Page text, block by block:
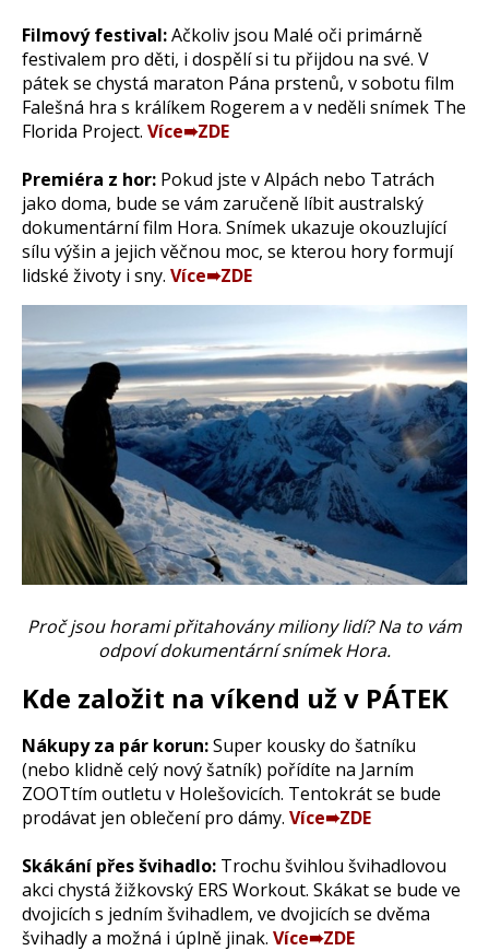
Filmový festival:Ačkoliv jsou Malé oči primárně
festivalem pro děti, i dospělí si tu přijdou na své. V
pátek se chystá maraton Pána prstenů, v sobotu film
Falešná hra s králíkem Rogerem a v neděli snímek The
Florida Project. Více➠ZDE
Premiéra z hor: Pokud jste v Alpách nebo Tatrách
jako doma, bude se vám zaručeně líbit australský
dokumentární film Hora. Snímek ukazuje okouzlující
sílu výšin a jejich věčnou moc, se kterou hory formují
lidské životy i sny. Více➠ZDE
Proč jsou horami přitahovány miliony lidí? Na to vám
odpoví dokumentární snímek Hora.
Kde založit na víkend už v PÁTEK
Nákupy za pár korun:Super kousky do šatníku
(nebo klidně celý nový šatník) pořídíte na Jarním
ZOOTtím outletu v Holešovicích. Tentokrát se bude
prodávat jen oblečení pro dámy. Více➠ZDE
Skákání přes švihadlo: Trochu švihlou švihadlovou
akci chystá žižkovský ERS Workout. Skákat se bude ve
dvojicích s jedním švihadlem, ve dvojicích se dvěma
švihadly a možná i úplně jinak. Více➠ZDE